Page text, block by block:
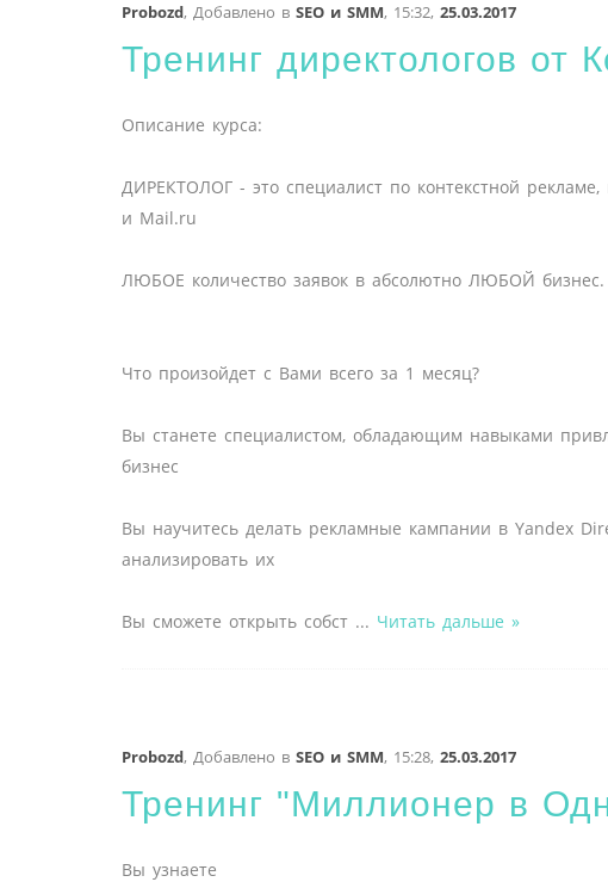
Probozd, Добавлено в SEO и SMM, 15:32, 25.03.2017
Тренинг директологов от
Описание курса:
ДИРЕКТОЛОГ - это специалист по контекстной
и Mail.ru
ЛЮБОЕ количество заявок в абсолютно ЛЮБОЙ бизнес.
Что произойдет с Вами всего за 1 месяц?
Вы станете специалистом, обладающим навыками
бизнес
Вы научитесь делать рекламные кампании в Yandex
анализировать их
Вы сможете открыть собст ... Читать дальше »
Probozd, Добавлено в SEO и SMM, 15:28, 25.03.2017
Тренинг "Миллионер в
Вы узнаете